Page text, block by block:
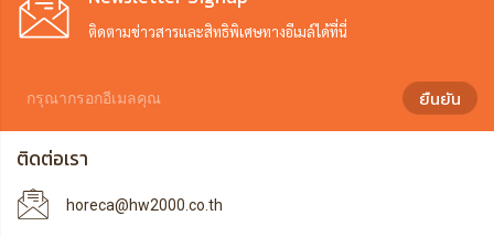
ติดตามข่าวสารและสิทธิพิเศษทางอีเมล์ได้ที่นี่
ยืนยัน
ติดต่อเรา
horeca@hw2000.co.th